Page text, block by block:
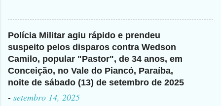
Polícia Militar agiu rápido e prendeu
suspeito pelos disparos contra Wedson
Camilo, popular "Pastor", de 34 anos, em
Conceição, no Vale do Piancó, Paraíba,
noite de sábado (13) de setembro de 2025
- setembro 14, 2025